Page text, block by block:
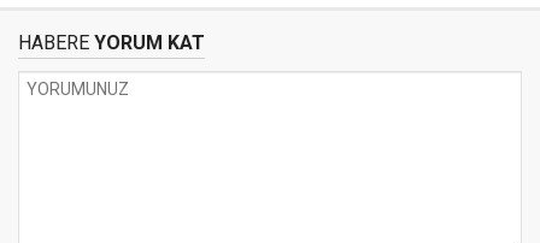
HABERE YORUM KAT